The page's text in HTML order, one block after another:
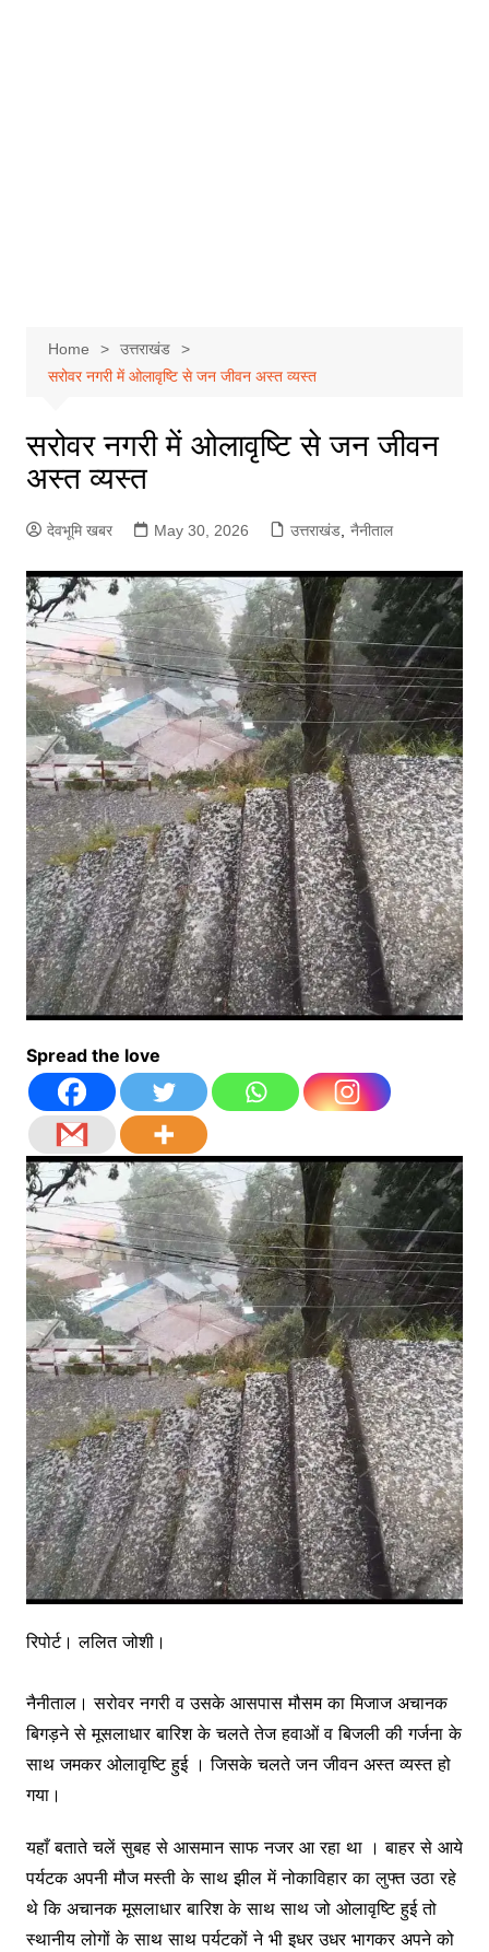
Home
उत्तराखंड
सरोवर नगरी में ओलावृष्टि से जन जीवन अस्त व्यस्त
सरोवर नगरी में ओलावृष्टि से जन जीवन
अस्त व्यस्त
देवभूमि खबर May 30, 2026 उत्तराखंड, नैनीताल
Spread the love
रिपोर्ट। ललित जोशी।
नैनीताल। सरोवर नगरी व उसके आसपास मौसम का मिजाज अचानक
बिगड़ने से मूसलाधार बारिश के चलते तेज हवाओं व बिजली की गर्जना के
साथ जमकर ओलावृष्टि हुई । जिसके चलते जन जीवन अस्त व्यस्त हो
गया।
यहाँ बताते चलें सुबह से आसमान साफ नजर आ रहा था । बाहर से आये
पर्यटक अपनी मौज मस्ती के साथ झील में नोकाविहार का लुफ्त उठा रहे
थे कि अचानक मूसलाधार बारिश के साथ साथ जो ओलावृष्टि हुई तो
स्थानीय लोगों के साथ साथ पर्यटकों ने भी इधर उधर भागकर अपने को